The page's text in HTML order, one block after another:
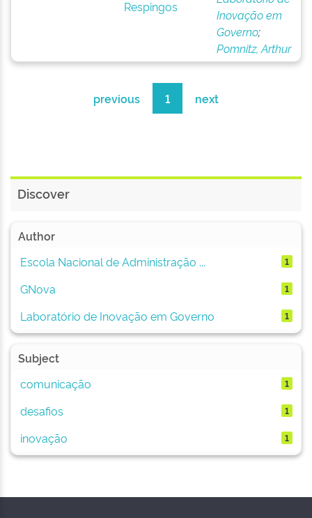
Respingos
Inovação em
Governo;
Pomnitz, Arthur
previous 1 next
Discover
Author
Escola Nacional de Administração ...
1
GNova 1
Laboratório de Inovação em Governo 1
Subject
comunicação
1
desafios 1
inovação 1